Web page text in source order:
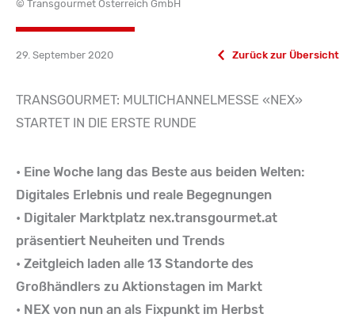
© Transgourmet Österreich GmbH
29. September 2020 Zurück zur Übersicht
TRANSGOURMET: MULTICHANNELMESSE «NEX»
STARTET IN DIE ERSTE RUNDE
• Eine Woche lang das Beste aus beiden Welten:
Digitales Erlebnis und reale Begegnungen
• Digitaler Marktplatz nex.transgourmet.at
präsentiert Neuheiten und Trends
• Zeitgleich laden alle 13 Standorte des
Großhändlers zu Aktionstagen im Markt
• NEX von nun an als Fixpunkt im Herbst